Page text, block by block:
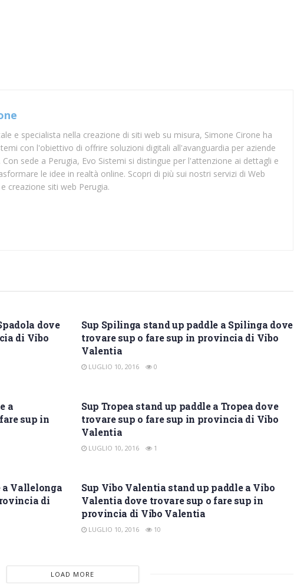
e specialista nella creazione di siti web su misura, Simone Cirone ha
con l'obiettivo di offrire soluzioni digitali all'avanguardia per aziende
sede a Perugia, Evo Sistemi si distingue per l'attenzione ai dettagli e
le idee in realtà online. Scopri di più sui nostri servizi di Web
creazione siti web Perugia.
dove
di Vibo
Sup Spilinga stand up paddle a Spilinga dove
trovare sup o fare sup in provincia di Vibo
Valentia
LUGLIO 10, 2016 0
a
sup in
Sup Tropea stand up paddle a Tropea dove
trovare sup o fare sup in provincia di Vibo
Valentia
LUGLIO 10, 2016 1
a Vallelonga
di
Sup Vibo Valentia stand up paddle a Vibo
Valentia dove trovare sup o fare sup in
provincia di Vibo Valentia
LUGLIO 10, 2016 10
LOAD MORE